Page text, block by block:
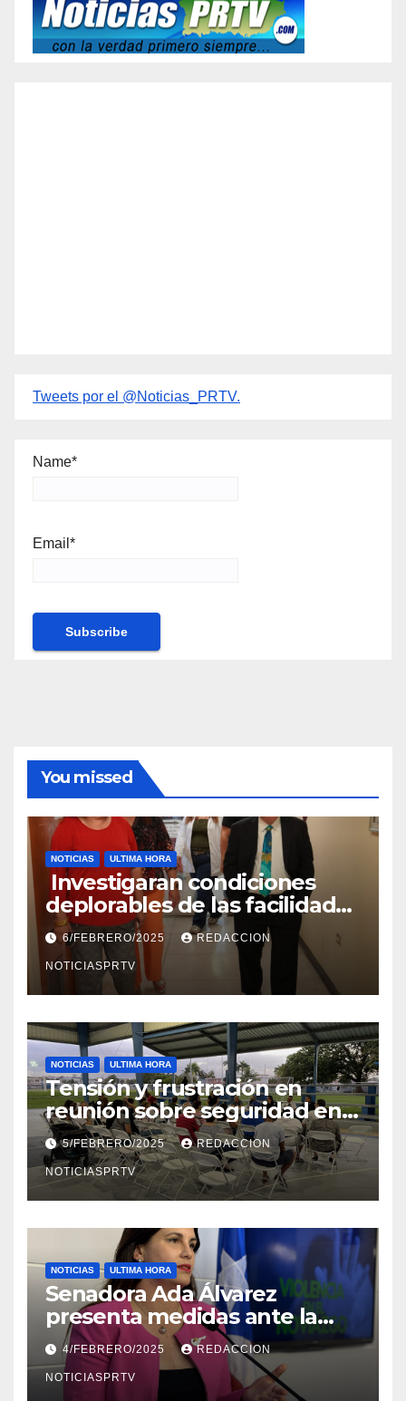
Tweets por el @Noticias_PRTV.
Name*
Email*
You missed
NOTICIAS ULTIMA HORA
Investigaran condiciones
deplorables de las facilidades
el Departamento de la Salud
en Mayagüez
6/FEBRERO/2025 REDACCION
NOTICIASPRTV
NOTICIAS ULTIMA HORA
Tensión y frustración en
reunión sobre seguridad en
Reparto Metropolitano
5/FEBRERO/2025 REDACCION
NOTICIASPRTV
NOTICIAS ULTIMA HORA
Senadora Ada Álvarez
presenta medidas ante la
violencia en el noviazgo
4/FEBRERO/2025 REDACCION
NOTICIASPRTV